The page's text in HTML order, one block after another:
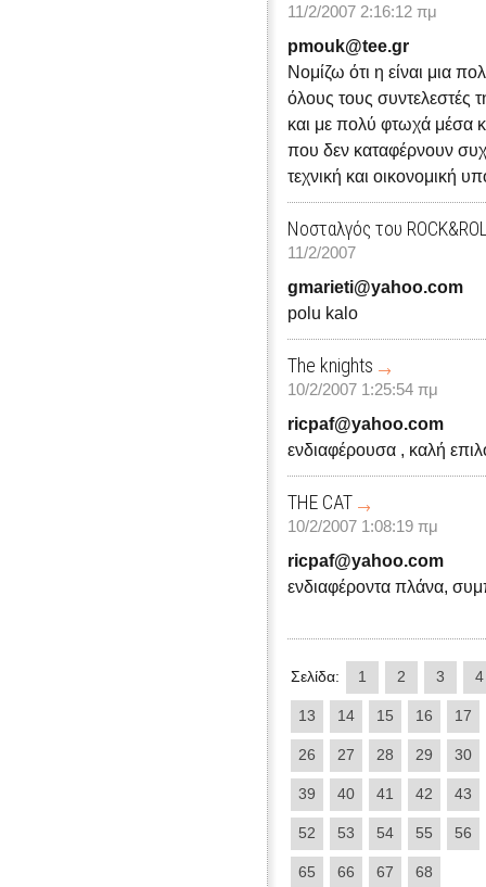
11/2/2007 2:16:12 πμ
pmouk@tee.gr
Νομίζω ότι η είναι μια
όλους τους συντελεστές
και με πολύ φτωχά μέσα
που δεν καταφέρνουν
τεχνική και οικονομική
Νοσταλγός του
11/2/2007
gmarieti@yahoo.com
polu kalo
The knights
10/2/2007 1:25:54 πμ
ricpaf@yahoo.com
ενδιαφέρουσα , καλή
THE CAT
10/2/2007 1:08:19 πμ
ricpaf@yahoo.com
ενδιαφέροντα πλάνα,
Σελίδα: 1 2 3 4
13 14 15 16 17
26 27 28 29 30
39 40 41 42 43
52 53 54 55 56
65 66 67 68